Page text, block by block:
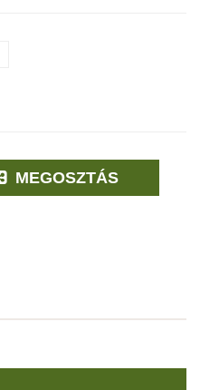
MEGOSZTÁS